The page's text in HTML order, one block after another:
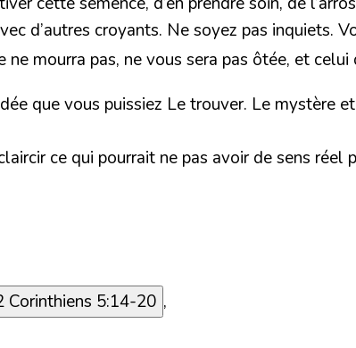
d’autres croyants. Ne soyez pas inquiets.
ne mourra pas, ne vous sera pas ôtée, et
que vous puissiez Le trouver. Le mystère
ce qui pourrait ne pas avoir de sens
Corinthiens 5:14-20 ,